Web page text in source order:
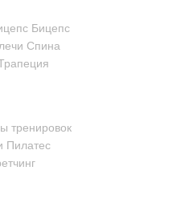
Бицепс
Спина
тренировок
Пилатес